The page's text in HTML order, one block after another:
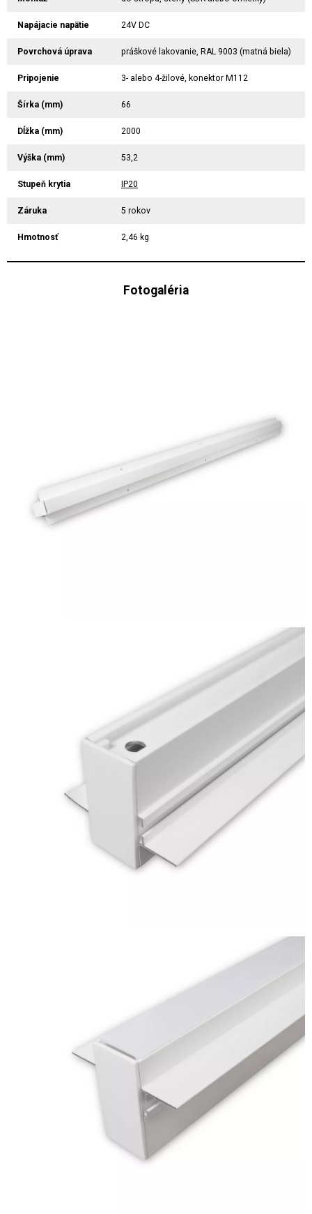
Napájacie napätie 24V DC
Povrchová úprava práškové lakovanie, RAL 9003 (matná biela)
Pripojenie 3- alebo 4-žilové, konektor M112
Šírka (mm) 66
Dĺžka (mm) 2000
Výška (mm) 53,2
Stupeň krytia IP20
Záruka 5 rokov
Hmotnosť 2,46 kg
Fotogaléria